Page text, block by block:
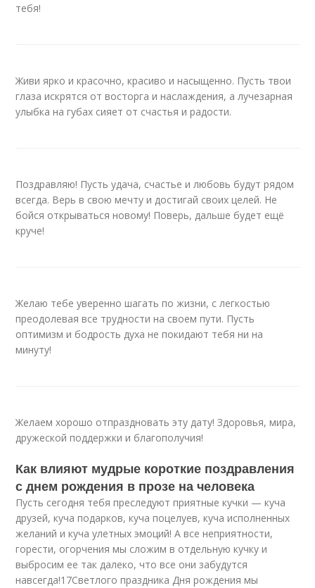
тебя!
Живи ярко и красочно, красиво и насыщенно. Пусть твои
глаза искрятся от восторга и наслаждения, а лучезарная
улыбка на губах сияет от счастья и радости.
Поздравляю! Пусть удача, счастье и любовь будут рядом
всегда. Верь в свою мечту и достигай своих целей. Не
бойся открываться новому! Поверь, дальше будет ещё
круче!
Желаю тебе уверенно шагать по жизни, с легкостью
преодолевая все трудности на своем пути. Пусть
оптимизм и бодрость духа не покидают тебя ни на
минуту!
Желаем хорошо отпраздновать эту дату! Здоровья, мира,
дружеской поддержки и благополучия!
Как влияют мудрые короткие поздравления
с днем рождения в прозе на человека
Пусть сегодня тебя преследуют приятные кучки — куча
друзей, куча подарков, куча поцелуев, куча исполненных
желаний и куча улетных эмоций! А все неприятности,
горести, огорчения мы сложим в отдельную кучку и
выбросим ее так далеко, что все они забудутся
навсегда!17Светлого праздника Дня рождения мы